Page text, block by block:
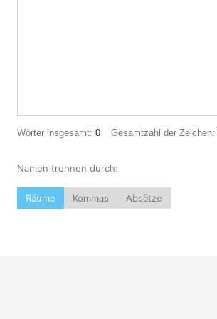
Wörter insgesamt: 0 Gesamtzahl der Zeichen:
Namen trennen durch:
Räume Kommas Absätze